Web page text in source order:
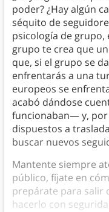
poder? ¿Hay algún
séquito de
psicología de grupo,
grupo te crea que
que, si el grupo se
enfrentarás a una
europeos se
acabó dándose
funcionaban— y, por
dispuestos a
buscar nuevos
Mantente siempre
público, fíjate en
prepárate para salir
hacerlo con